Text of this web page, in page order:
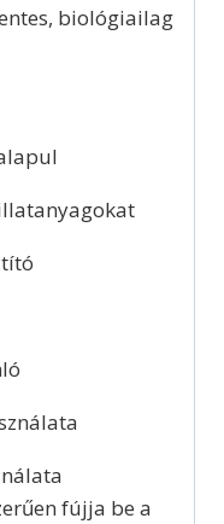
biológiailag
fújja be a